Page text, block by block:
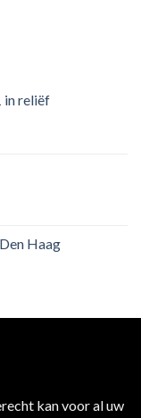
in reliëf
Haag
kan voor al uw